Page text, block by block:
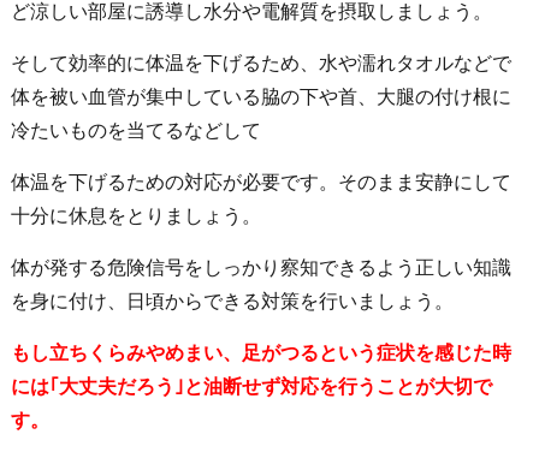
ど涼しい部屋に誘導し水分や電解質を摂取しましょう。
そして効率的に体温を下げるため、水や濡れタオルなどで
体を被い血管が集中している脇の下や首、大腿の付け根に
冷たいものを当てるなどして
体温を下げるための対応が必要です。そのまま安静にして
十分に休息をとりましょう。
体が発する危険信号をしっかり察知できるよう正しい知識
を身に付け、日頃からできる対策を行いましょう 。
もし立ちくらみやめまい、足がつるという症状を感じた時
には｢大丈夫だろう｣と油断せず対応を行うことが大切で
す。